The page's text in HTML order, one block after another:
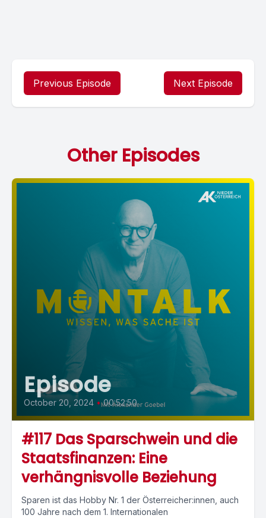
Previous Episode Next Episode
Other Episodes
Episode
October 20, 2024 • 00:52:50
#117 Das Sparschwein und die
Staatsfinanzen: Eine
verhängnisvolle Beziehung
Sparen ist das Hobby Nr. 1 der Österreicher:innen, auch
100 Jahre nach dem 1. Internationalen